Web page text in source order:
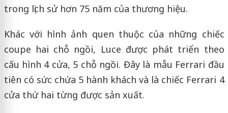
trong lịch sử hơn 75 năm của thương hiệu.
Khác với hình ảnh quen thuộc của những chiếc
coupe hai chỗ ngồi, Luce được phát triển theo
cấu hình 4 cửa, 5 chỗ ngồi. Đây là mẫu Ferrari đầu
tiên có sức chứa 5 hành khách và là chiếc Ferrari 4
cửa thứ hai từng được sản xuất.